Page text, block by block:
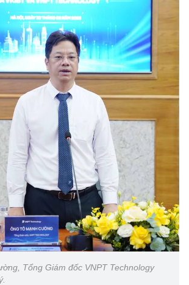
Tổng Giám đốc VNPT Technology